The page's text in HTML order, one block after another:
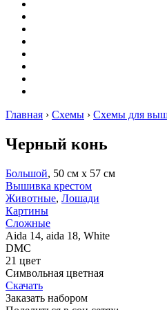
Главная › Схемы › Схемы для
Черный конь
Большой, 50 см х 57 см
Вышивка крестом
Животные, Лошади
Картины
Сложные
Aida 14, aida 18, White
DMC
21 цвет
Символьная цветная
Скачать
Заказать набором